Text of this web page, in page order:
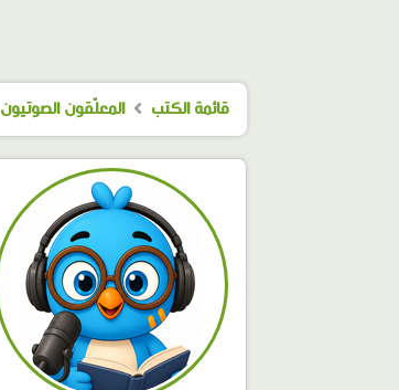
قائمة الكتب المعلّقون الصوتيون